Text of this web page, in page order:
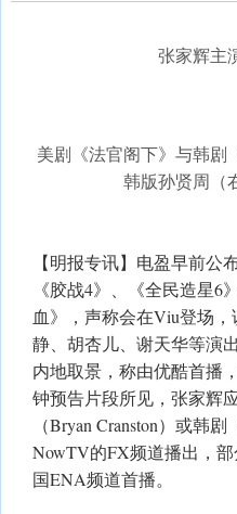
张家辉主
美剧《法官阁下》与韩剧
韩版孙贤周（
【明报专讯】电盈早前
《胶战4》、《全民造星
血》，声称会在Viu登场
静、胡杏儿、谢天华等演
内地取景，称由优酷首播
钟预告片段所见，张家辉
（Bryan Cranston）或韩
NowTV的FX频道播出，
国ENA频道首播。